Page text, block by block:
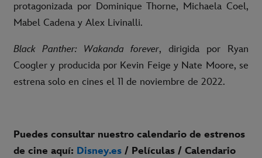
protagonizada por Dominique Thorne, Michaela Coel,
Mabel Cadena y Alex Livinalli.
Black Panther: Wakanda forever, dirigida por Ryan
Coogler y producida por Kevin Feige y Nate Moore, se
estrena solo en cines el 11 de noviembre de 2022.
Puedes consultar nuestro calendario de estrenos
de cine aquí: Disney.es / Películas / Calendario